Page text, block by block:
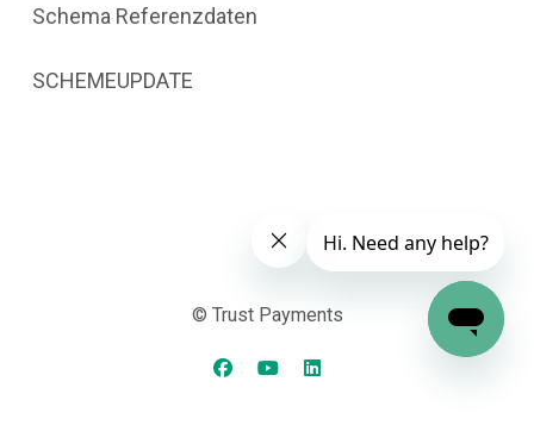
Schema Referenzdaten
SCHEMEUPDATE
© Trust Payments